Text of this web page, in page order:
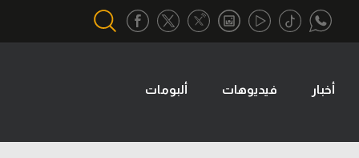
أخبار فيديوهات ألبومات